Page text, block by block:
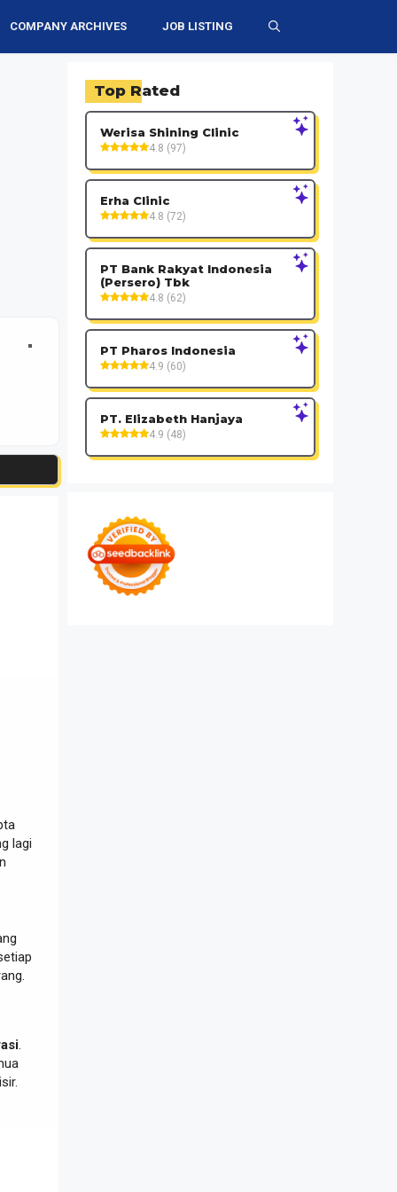
COMPANY ARCHIVES JOB LISTING
lagi
.
Top Rated
Werisa Shining Clinic
4.8 (97)
Erha Clinic
4.8 (72)
PT Bank Rakyat Indonesia
(Persero) Tbk
4.8 (62)
PT Pharos Indonesia
4.9 (60)
PT. Elizabeth Hanjaya
4.9 (48)